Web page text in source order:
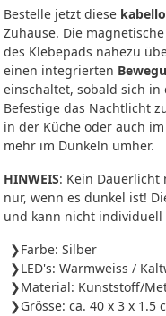
Bestelle jetzt diese
Zuhause. Die magnetische
des Klebepads nahezu
einen integrierten
einschaltet, sobald sich in
Befestige das Nachtlicht
in der Küche oder auch
mehr im Dunkeln umher.
HINWEIS: Kein Dauerlicht
nur, wenn es dunkel ist!
und kann nicht
Farbe: Silber
LED's: Warmweiss /
Material: Kunststoff/
Grösse: ca. 40 x 3 x 1.5